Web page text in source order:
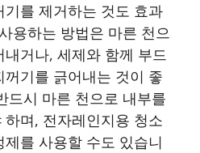
를 제거하는 것도 효과
용하는 방법은 마른 천으
거나, 세제와 함께 부드
기를 긁어내는 것이 좋
드시 마른 천으로 내부를
며, 전자레인지용 청소
를 사용할 수도 있습니